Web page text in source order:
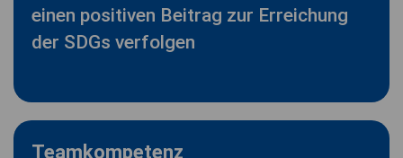
einen positiven Beitrag zur Erreichung
der SDGs verfolgen
Teamkompetenz